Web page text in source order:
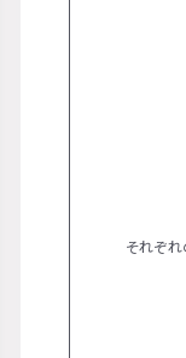
それぞれ